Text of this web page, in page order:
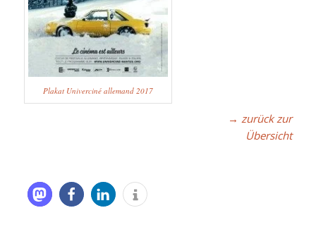
Plakat Univerciné allemand 2017
→ zurück zur
Übersicht